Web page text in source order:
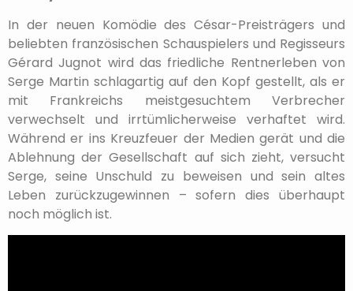
In der neuen Komödie des César-Preisträgers und
beliebten französischen Schauspielers und Regisseurs
Gérard Jugnot wird das friedliche Rentnerleben von
Serge Martin schlagartig auf den Kopf gestellt, als er
mit Frankreichs meistgesuchtem Verbrecher
verwechselt und irrtümlicherweise verhaftet wird.
Während er ins Kreuzfeuer der Medien gerät und die
Ablehnung der Gesellschaft auf sich zieht, versucht
Serge, seine Unschuld zu beweisen und sein altes
Leben zurückzugewinnen – sofern dies überhaupt
noch möglich ist.